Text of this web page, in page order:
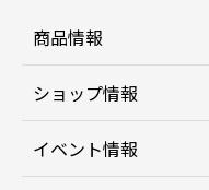
商品情報
ショップ情報
イベント情報